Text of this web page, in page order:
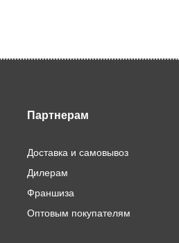
Партнерам
Доставка и самовывоз
Дилерам
Франшиза
Оптовым покупателям